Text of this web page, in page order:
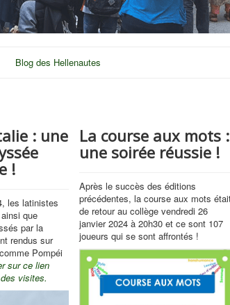
Blog des Hellenautes
: une
!
les latinistes
que
par la
rendus sur
Pompéi
sur ce lien
visites.
La course aux mots :
une soirée réussie !
Après le succès des éditions
précédentes, la course aux mots
de retour au collège vendredi 26
janvier 2024 à 20h30 et ce sont 107
joueurs qui se sont affrontés !